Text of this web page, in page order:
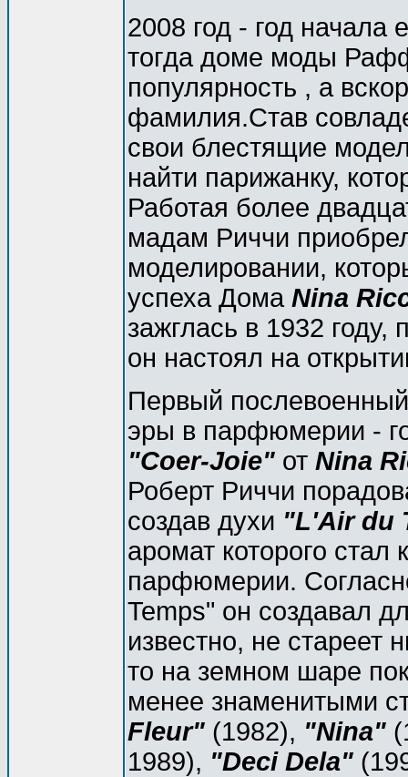
2008 год - год
тогда доме моды
популярность , а
фамилия.Став
свои блестящие
найти парижанку,
Работая более
мадам Риччи
моделировании,
успеха Дома Nina
зажглась в 1932
он настоял на
Первый
эры в парфюмерии -
"Соer-Joie" от Nina
Роберт Риччи
создав духи "L'Air du
аромат которого стал
парфюмерии.
Temps" он создавал
известно, не стареет
то на земном шаре
менее знаменитыми
Fleur" (1982), "Nina"
1989), "Deci Dela"